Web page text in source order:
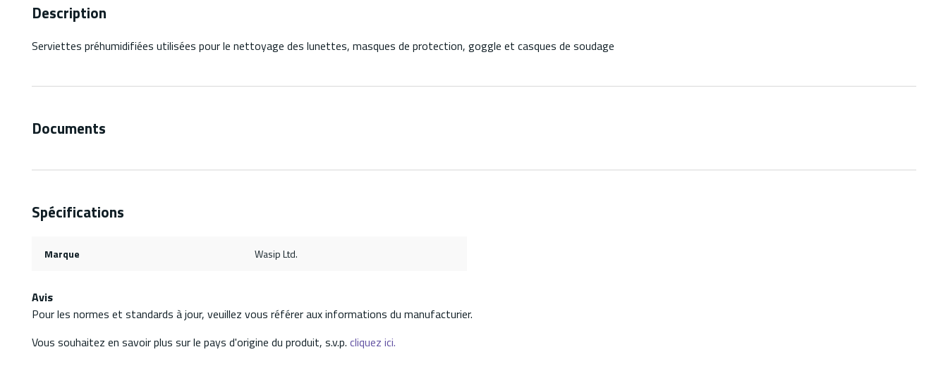
Description
Serviettes préhumidifiées utilisées pour le nettoyage des lunettes, masques de protection, goggle et casques de soudage
Documents
Spécifications
Marque Wasip Ltd.
Avis
Pour les normes et standards à jour, veuillez vous référer aux informations du manufacturier.
Vous souhaitez en savoir plus sur le pays d'origine du produit, s.v.p. cliquez ici.